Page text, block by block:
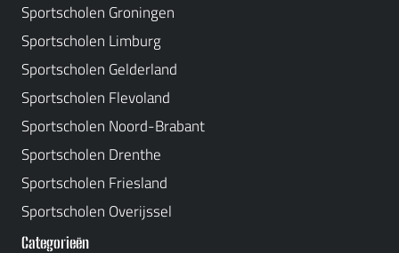
Sportscholen Groningen
Sportscholen Limburg
Sportscholen Gelderland
Sportscholen Flevoland
Sportscholen Noord-Brabant
Sportscholen Drenthe
Sportscholen Friesland
Sportscholen Overijssel
Categorieën